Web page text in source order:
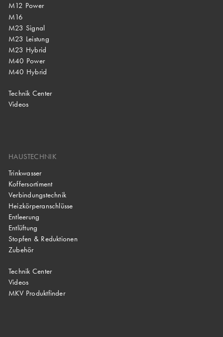
M12 Power
M16
M23 Signal
M23 Leistung
M23 Hybrid
M40 Power
M40 Hybrid
Technik Center
Videos
HAUSTECHNIK
Trinkwasser
Koffersortiment
Verbindungstechnik
Heizkörperanschlüsse
Entleerung
Entlüftung
Stopfen & Reduktionen
Zubehör
Technik Center
Videos
MKV Produktfinder